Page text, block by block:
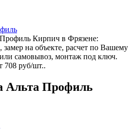
Кирпич в Фрязене:
замер на объекте, расчет по Вашему
самовывоз, монтаж под ключ.
708 руб/шт..
Альта Профиль